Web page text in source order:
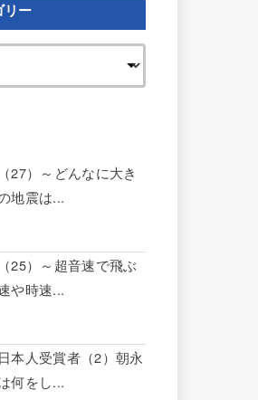
ー
27）～どんなに大き
地震は...
25）～超音速で飛ぶ
や時速...
本人受賞者（2）朝永
何をし...